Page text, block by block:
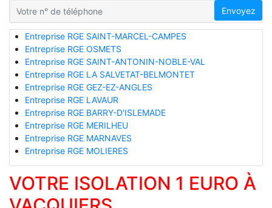
Envoyez
Entreprise RGE SAINT-MARCEL-CAMPES
Entreprise RGE OSMETS
Entreprise RGE SAINT-ANTONIN-NOBLE-VAL
Entreprise RGE LA SALVETAT-BELMONTET
Entreprise RGE GEZ-EZ-ANGLES
Entreprise RGE LAVAUR
Entreprise RGE BARRY-D'ISLEMADE
Entreprise RGE MERILHEU
Entreprise RGE MARNAVES
Entreprise RGE MOLIERES
VOTRE ISOLATION 1 EURO À